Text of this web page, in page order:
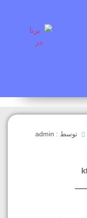
توسط :